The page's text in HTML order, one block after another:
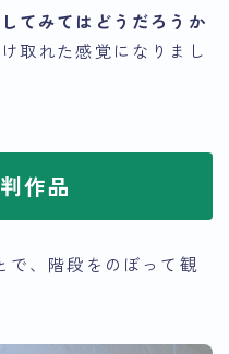
てみてはどうだろうか
取れた感覚になりまし
作品
で、階段をのぼって観